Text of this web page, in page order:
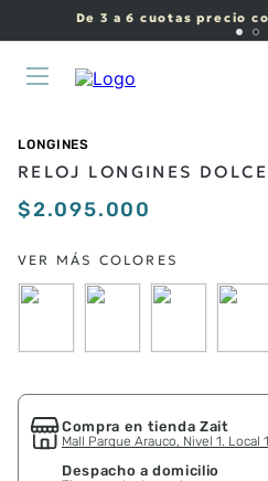
De 3 a 6 cuotas precio
LONGINES
RELOJ LONGINES
$2.095.000
Compra en tienda Zait
Mall Parque Arauco, Nivel 1. Local
Despacho a domicilio